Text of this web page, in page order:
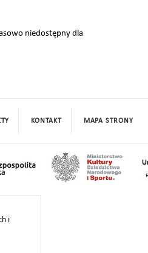
niedostępny dla
i
KONTAKT MAPA STRONY